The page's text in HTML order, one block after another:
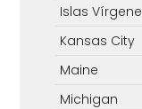
Islas
Kansas City
Maine
Michigan